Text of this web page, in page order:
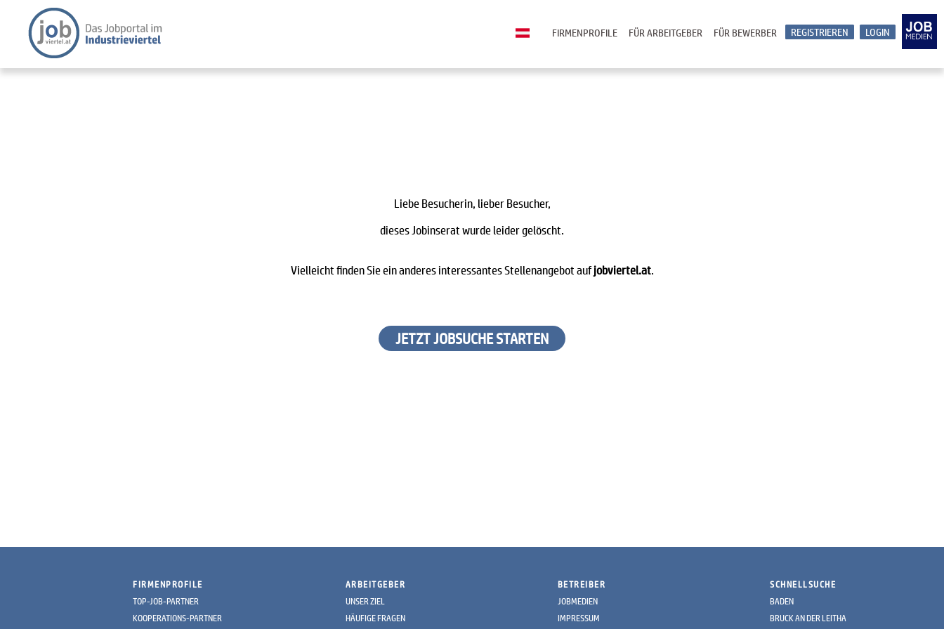
LOGIN
REGISTRIEREN
FÜR BEWERBER
FÜR ARBEITGEBER
FIRMENPROFILE
Liebe Besucherin, lieber Besucher,
dieses Jobinserat wurde leider gelöscht.
Vielleicht finden Sie ein anderes interessantes Stellenangebot aufjobviertel.at.
JETZT JOBSUCHE STARTEN
FIRMENPROFILE
TOP-JOB-PARTNER
KOOPERATIONS-PARTNER
ARBEITGEBER
UNSER ZIEL
HÄUFIGE FRAGEN
BETREIBER
JOBMEDIEN
IMPRESSUM
SCHNELLSUCHE
BADEN
BRUCK AN DER LEITHA